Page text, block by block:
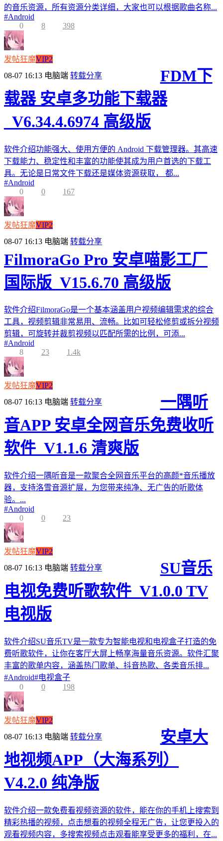
的音乐资源，所有资源分类详细，大家也可以根据歌曲名称...
#Android
0
8 398
发帖狂魔VIP2
08-07 16:13 电脑端 转载分享
FDM下
载器 安卓多功能下载器
_V6.34.4.6974 高级版
软件介绍功能强大、使用方便的 Android 下载管理器。其高速
下载能力、稳定性和丰富的功能使其成为用户首选的下载工
具。无论是日常文件下载还是媒体资源获取， 都...
#Android
0
0 167
发帖狂魔VIP2
08-07 16:13 电脑端 转载分享
FilmoraGo Pro 安卓喵影工厂
国际版_V15.6.70 高级版
软件介绍FilmoraGo是一个基本涵盖用户视频编辑需求的综合
工具，视频剪辑非常易用、流畅。比如可轻松修剪或拆分视频
剪辑，可旋转并裁剪视频以匹配所需的比例，可添...
#Android
8
23 1.4k
发帖狂魔VIP2
08-07 16:13 电脑端 转载分享
一隅听
音APP 安卓全网音乐免费收听
软件_V1.1.6 清爽版
软件介绍一隅听音是一款聚合全网音乐平台的高颜*音乐播放
器，支持洛雪音源扩展，为您带来纯净、无广告的听歌体
验。...
#Android
0
0 23
发帖狂魔VIP2
08-07 16:13 电脑端 转载分享
SU音乐
电视免费听歌软件_V1.0.0 TV
电视版
软件介绍SU音乐TV是一款专为智能电视和电视盒子打造的免
费听歌软件，让你在客厅大屏上畅享海量音乐资源。软件汇聚
丰富的歌单内容，涵盖热门歌单、抖音热歌、各类音乐排...
#Android#电视盒子
0
0 198
发帖狂魔VIP2
08-07 16:13 电脑端 转载分享
安卓大
地视频APP（大海系列）
V4.2.0 纯净版
软件介绍一款免费看视频资源的软件，能在你的手机上搜索到
精彩热播的视频，点击想看的视频全程无广告，让您更投入的
观看视频内容，多搜索视频点击观看能享受更多的福利，在...